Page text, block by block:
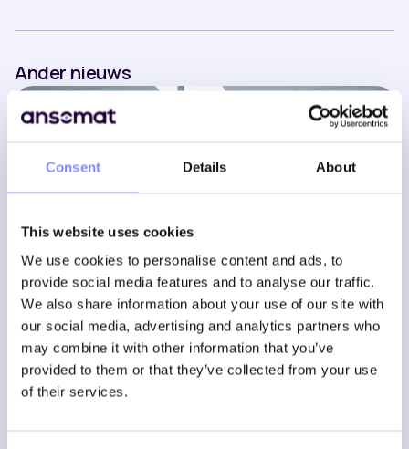
Consent Details About
This website uses cookies
We use cookies to personalise content and ads, to
provide social media features and to analyse our traffic.
We also share information about your use of our site with
our social media, advertising and analytics partners who
may combine it with other information that you’ve
provided to them or that they’ve collected from your use
of their services.
Ander nieuws